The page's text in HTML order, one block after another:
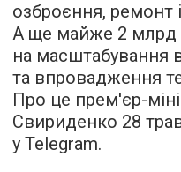
озброєння, ремонт
А ще майже 2 млрд
на масштабування
та впровадження
Про це прем'єр-
Свириденко 28
у Telegram.